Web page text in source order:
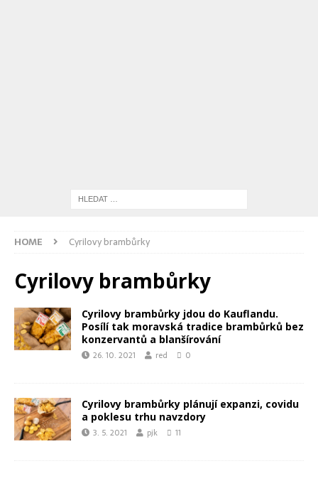
HOME Cyrilovy brambůrky
Cyrilovy brambůrky
Cyrilovy brambůrky jdou do Kauflandu.
Posílí tak moravská tradice brambůrků bez
konzervantů a blanšírování
26. 10. 2021 red 0
Cyrilovy brambůrky plánují expanzi, covidu
a poklesu trhu navzdory
3. 5. 2021 pjk 11